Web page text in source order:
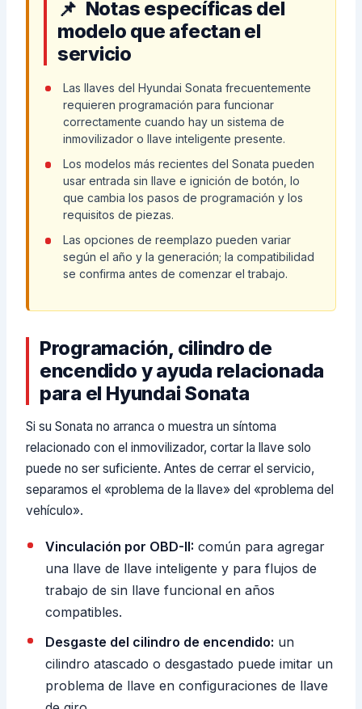
Notas específicas del
modelo que afectan el
servicio
Las llaves del Hyundai Sonata frecuentemente
requieren programación para funcionar
correctamente cuando hay un sistema de
inmovilizador o llave inteligente presente.
Los modelos más recientes del Sonata pueden
usar entrada sin llave e ignición de botón, lo
que cambia los pasos de programación y los
requisitos de piezas.
Las opciones de reemplazo pueden variar
según el año y la generación; la compatibilidad
se confirma antes de comenzar el trabajo.
Programación, cilindro de
encendido y ayuda relacionada
para el Hyundai Sonata
Si su Sonata no arranca o muestra un síntoma
relacionado con el inmovilizador, cortar la llave solo
puede no ser suficiente. Antes de cerrar el servicio,
separamos el «problema de la llave» del «problema del
vehículo».
Vinculación por OBD-II: común para agregar
una llave de llave inteligente y para flujos de
trabajo de sin llave funcional en años
compatibles.
Desgaste del cilindro de encendido: un
cilindro atascado o desgastado puede imitar un
problema de llave en configuraciones de llave